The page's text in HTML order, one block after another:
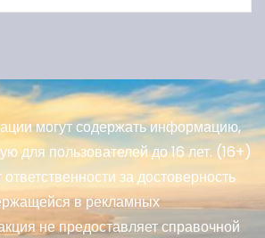
могут содержать информацию,
для пользователей до 16 лет. (16+)
за достоверность
в рекламных
не предоставляет справочной